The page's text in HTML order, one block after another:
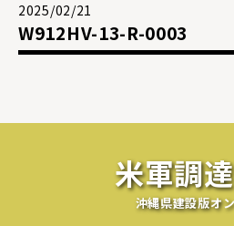
2025/02/21
W912HV-13-R-0003
米軍調
沖縄県建設版オ